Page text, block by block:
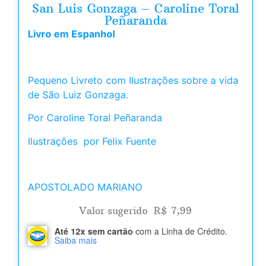
San Luis Gonzaga – Caroline Toral
Peñaranda
Livro em Espanhol
Pequeno Livreto com Ilustrações sobre a vida
de São Luiz Gonzaga.
Por Caroline Toral Peñaranda
Ilustrações por Felix Fuente
APOSTOLADO MARIANO
Valor sugerido R$ 7,99
Até 12x sem cartão com a Linha de Crédito.
Saiba mais